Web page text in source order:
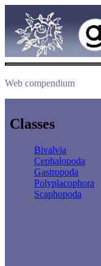
Web compendium
Classes
Bivalvia
Cephalopoda
Gastropoda
Polyplacophora
Scaphopoda